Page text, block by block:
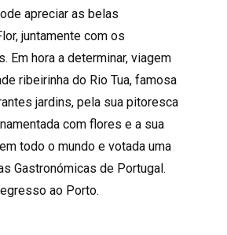
apreciar as belas
juntamente com os
Em hora a determinar, viagem
ribeirinha do Rio Tua, famosa
jardins, pela sua pitoresca
com flores e a sua
todo o mundo e votada uma
Gastronómicas de Portugal.
ao Porto.